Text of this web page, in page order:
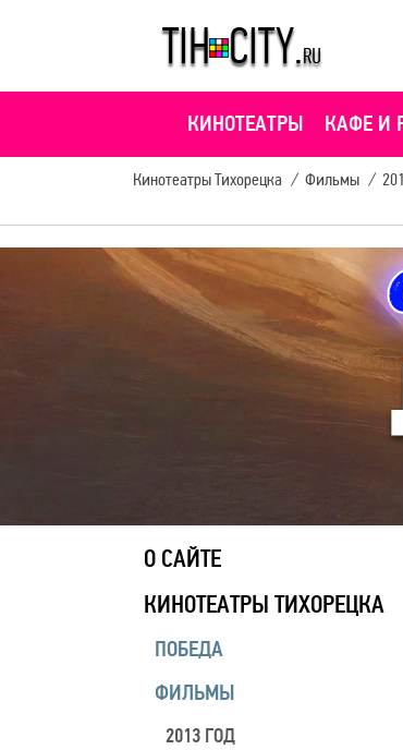
КИНОТЕАТРЫ КАФЕ И
Кинотеатры Тихорецка / Фильмы /
О САЙТЕ
КИНОТЕАТРЫ ТИХОРЕЦКА
ПОБЕДА
ФИЛЬМЫ
2013 ГОД